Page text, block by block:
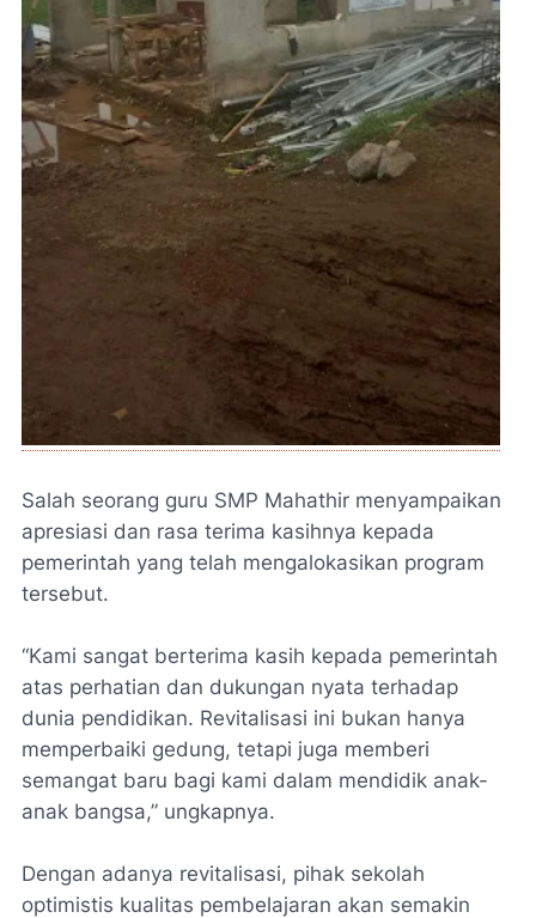
Salah seorang guru SMP Mahathir menyampaikan
apresiasi dan rasa terima kasihnya kepada
pemerintah yang telah mengalokasikan program
tersebut.
“Kami sangat berterima kasih kepada pemerintah
atas perhatian dan dukungan nyata terhadap
dunia pendidikan. Revitalisasi ini bukan hanya
memperbaiki gedung, tetapi juga memberi
semangat baru bagi kami dalam mendidik anak-
anak bangsa,” ungkapnya.
Dengan adanya revitalisasi, pihak sekolah
optimistis kualitas pembelajaran akan semakin